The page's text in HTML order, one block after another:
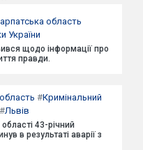
область
України
щодо інформації про
правди.
#Кримінальний
#Львів
43-річний
в результаті аварії з